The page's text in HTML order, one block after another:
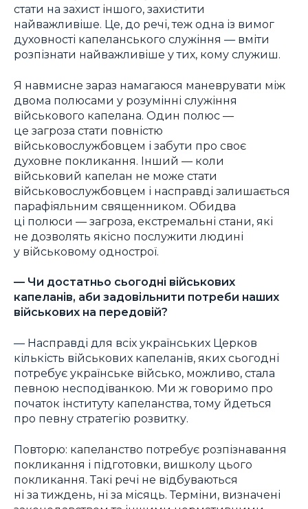
стати на захист іншого, захистити
найважливіше. Це, до речі, теж одна із вимог
духовності капеланського служіння — вміти
розпізнати найважливіше у тих, кому служиш.
Я навмисне зараз намагаюся маневрувати між
двома полюсами у розумінні служіння
військового капелана. Один полюс —
це загроза стати повністю
військовослужбовцем і забути про своє
духовне покликання. Інший — коли
військовий капелан не може стати
військовослужбовцем і насправді залишається
парафіяльним священником. Обидва
ці полюси — загроза, екстремальні стани, які
не дозволять якісно послужити людині
у військовому однострої.
— Чи достатньо сьогодні військових
капеланів, аби задовільнити потреби наших
військових на передовій?
— Насправді для всіх українських Церков
кількість військових капеланів, яких сьогодні
потребує українське військо, можливо, стала
певною несподіванкою. Ми ж говоримо про
початок інституту капеланства, тому йдеться
про певну стратегію розвитку.
Повторю: капеланство потребує розпізнавання
покликання і підготовки, вишколу цього
покликання. Такі речі не відбуваються
ні за тиждень, ні за місяць. Терміни, визначені